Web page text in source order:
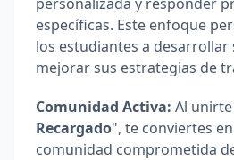
específicas. Este enfoque
los estudiantes a desarrollar
mejorar sus estrategias de
Comunidad Activa: Al
Recargado", te conviertes
comunidad comprometida